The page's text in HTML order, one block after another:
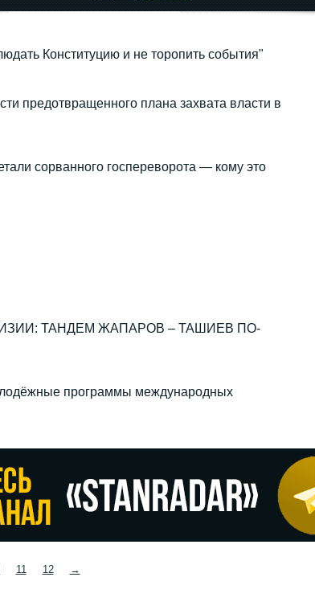
Конституцию и не торопить события"
предотвращенного плана захвата власти в
сорванного госпереворота — кому это
ТАНДЕМ ЖАПАРОВ – ТАШИЕВ ПО-
программы международных
11 12 →